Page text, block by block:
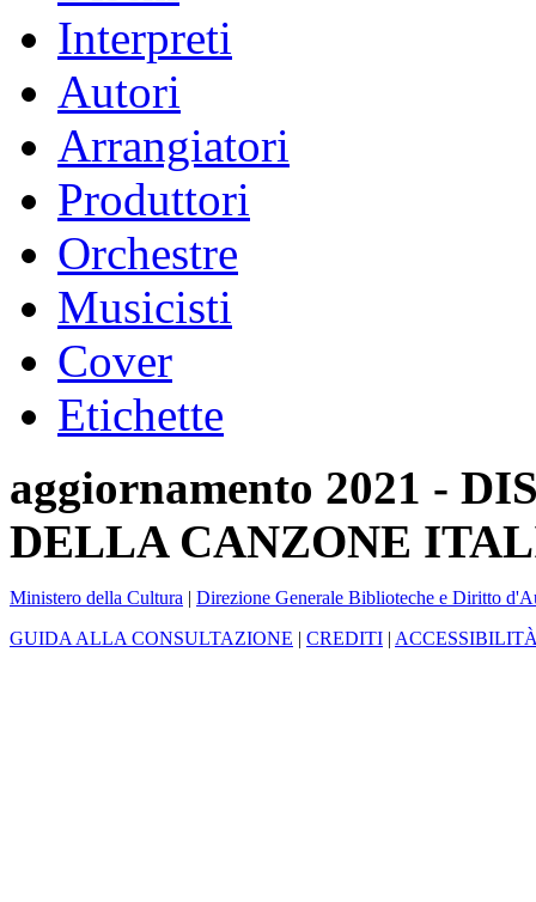
Interpreti
Autori
Arrangiatori
Produttori
Orchestre
Musicisti
Cover
Etichette
aggiornamento 2021 -
DELLA CANZONE
Ministero della Cultura | Direzione Generale Biblioteche e Diritto
GUIDA ALLA CONSULTAZIONE | CREDITI |